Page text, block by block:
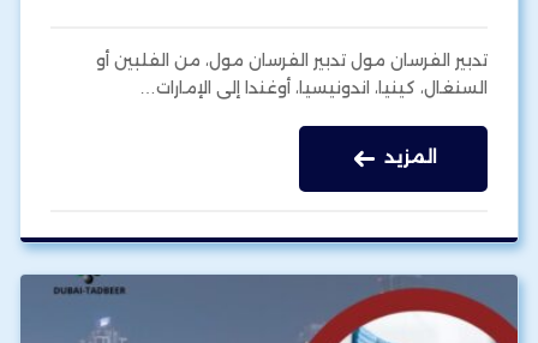
تدبير الفرسان مول تدبير الفرسان مول، من الفلبين أو
السنغال، كينيا، اندونيسيا، أوغندا إلى الإمارات…
المزيد